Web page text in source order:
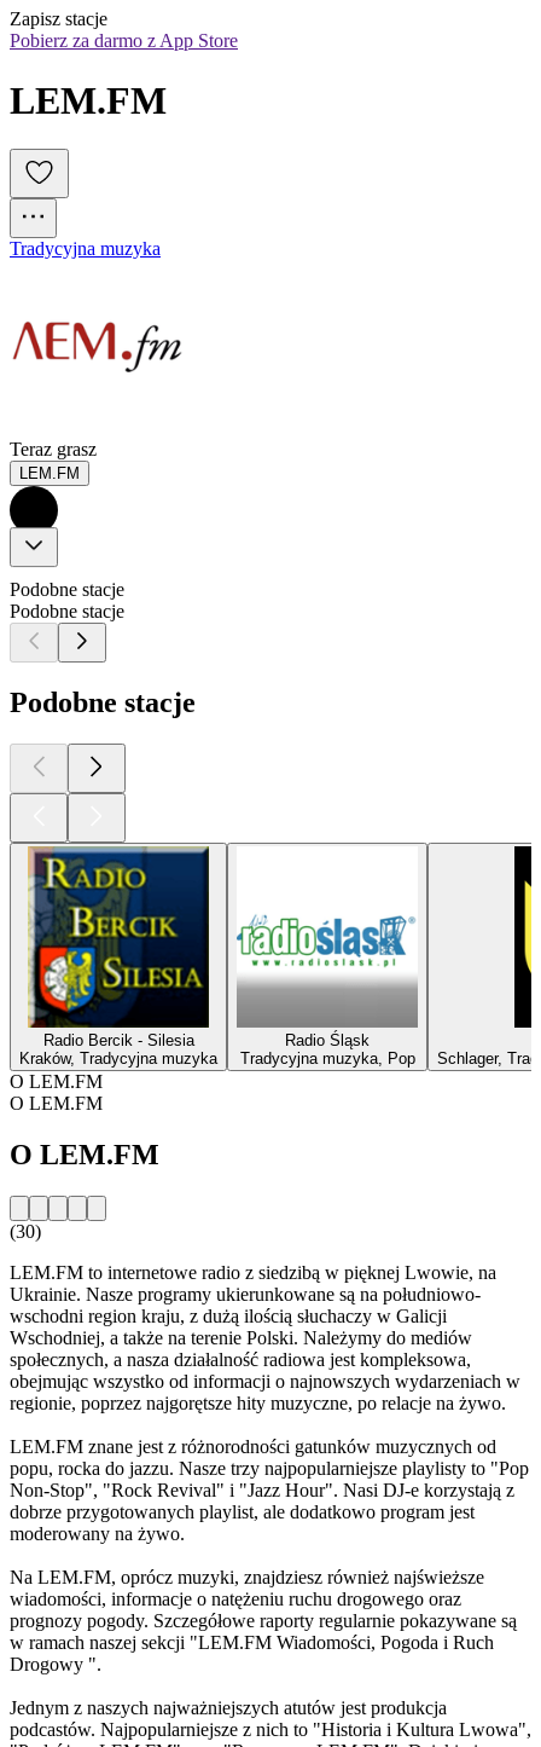
Zapisz stacje
Pobierz za darmo z App Store
LEM.FM
Tradycyjna muzyka
Teraz grasz
LEM.FM
Podobne stacje
Podobne stacje
Podobne stacje
Radio Bercik - Silesia
Kraków, Tradycyjna muzyka
Radio Śląsk
Tradycyjna muzyka, Pop
Schlager,
O LEM.FM
O LEM.FM
O LEM.FM
(30)
LEM.FM to internetowe radio z siedzibą w pięknej Lwowie, na
Ukrainie. Nasze programy ukierunkowane są na południowo-
wschodni region kraju, z dużą ilością słuchaczy w Galicji
Wschodniej, a także na terenie Polski. Należymy do mediów
społecznych, a nasza działalność radiowa jest kompleksowa,
obejmując wszystko od informacji o najnowszych wydarzeniach w
regionie, poprzez najgorętsze hity muzyczne, po relacje na żywo.
LEM.FM znane jest z różnorodności gatunków muzycznych od
popu, rocka do jazzu. Nasze trzy najpopularniejsze playlisty to "Pop
Non-Stop", "Rock Revival" i "Jazz Hour". Nasi DJ-e korzystają z
dobrze przygotowanych playlist, ale dodatkowo program jest
moderowany na żywo.
Na LEM.FM, oprócz muzyki, znajdziesz również najświeższe
wiadomości, informacje o natężeniu ruchu drogowego oraz
prognozy pogody. Szczegółowe raporty regularnie pokazywane są
w ramach naszej sekcji "LEM.FM Wiadomości, Pogoda i Ruch
Drogowy ".
Jednym z naszych najważniejszych atutów jest produkcja
podcastów. Najpopularniejsze z nich to "Historia i Kultura Lwowa",